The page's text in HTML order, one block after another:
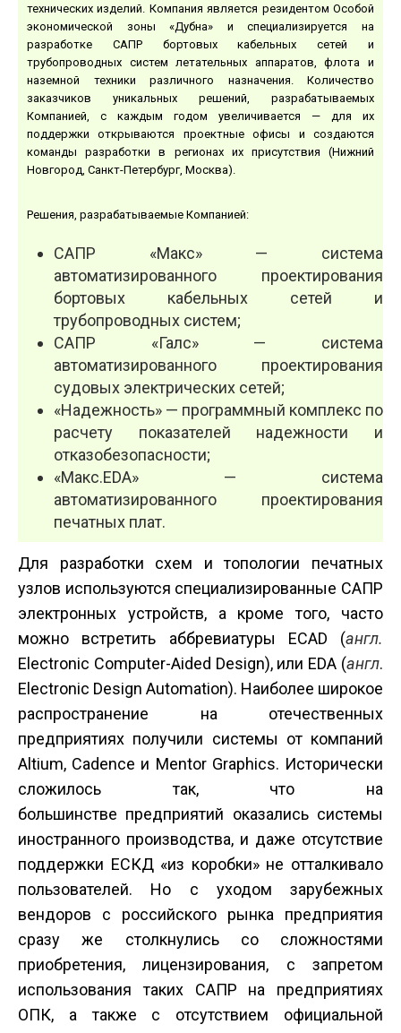
технических изделий. Компания является резидентом Особой
экономической зоны «Дубна» и специализируется на
разработке САПР бортовых кабельных сетей и
трубопроводных систем летательных аппаратов, флота и
наземной техники различного назначения. Количество
заказчиков уникальных решений, разрабатываемых
Компанией, с каждым годом увеличивается — для их
поддержки открываются проектные офисы и создаются
команды разработки в регионах их присутствия (Нижний
Новгород, Санкт-Петербург, Москва).
Решения, разрабатываемые Компанией:
САПР «Макс» — система
автоматизированного проектирования
бортовых кабельных сетей и
трубопроводных систем;
САПР «Галс» — система
автоматизированного проектирования
судовых электрических сетей;
«Надежность» — программный комплекс по
расчету показателей надежности и
отказобезопасности;
«Макс.EDA» — система
автоматизированного проектирования
печатных плат.
Для разработки схем и топологии печатных
узлов используются специализированные САПР
электронных устройств, а кроме того, часто
можно встретить аббревиатуры ECAD (англ.
Electronic Computer-Aided Design), или EDA (англ.
Electronic Design Automation). Наиболее широкое
распространение на отечественных
предприятиях получили системы от компаний
Altium, Cadence и Mentor Graphics. Исторически
сложилось так, что на
большинстве предприятий оказались системы
иностранного производства, и даже отсутствие
поддержки ЕСКД «из коробки» не отталкивало
пользователей. Но с уходом зарубежных
вендоров с российского рынка предприятия
сразу же столкнулись со сложностями
приобретения, лицензирования, с запретом
использования таких САПР на предприятиях
ОПК, а также с отсутствием официальной